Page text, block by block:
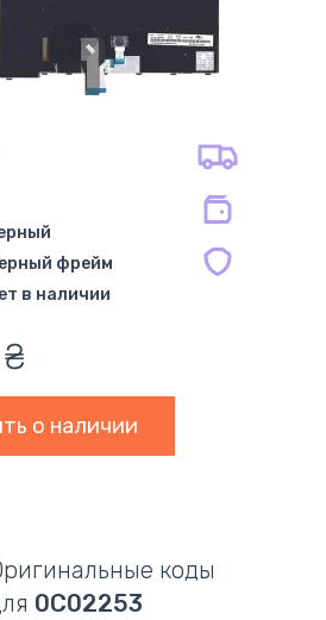
фрейм
в наличии
₴
о наличии
курьером
из новой почты
коды
0C02253